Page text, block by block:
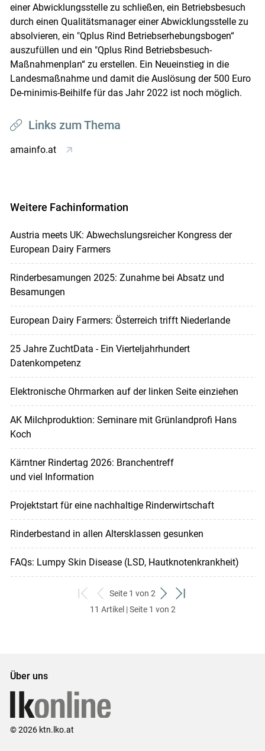
einer Abwicklungsstelle zu schließen, ein Betriebsbesuch
durch einen Qualitätsmanager einer Abwicklungsstelle zu
absolvieren, ein "Qplus Rind Betriebserhebungsbogen“
auszufüllen und ein "Qplus Rind Betriebsbesuch-
Maßnahmenplan“ zu erstellen. Ein Neueinstieg in die
Landesmaßnahme und damit die Auslösung der 500 Euro
De-minimis-Beihilfe für das Jahr 2022 ist noch möglich.
Links zum Thema
amainfo.at
Weitere Fachinformation
Austria meets UK: Abwechslungsreicher Kongress der
European Dairy Farmers
Rinderbesamungen 2025: Zunahme bei Absatz und
Besamungen
European Dairy Farmers: Österreich trifft Niederlande
25 Jahre ZuchtData - Ein Vierteljahrhundert
Datenkompetenz
Elektronische Ohrmarken auf der linken Seite einziehen
AK Milchproduktion: Seminare mit Grünlandprofi Hans
Koch
Kärntner Rindertag 2026: Branchentreff
und viel Information
Projektstart für eine nachhaltige Rinderwirtschaft
Rinderbestand in allen Altersklassen gesunken
FAQs: Lumpy Skin Disease (LSD, Hautknotenkrankheit)
zum
ersten
zurück
zum
Seite 1 von 2
weiter
zum
zum
11 Artikel | Seite 1 von 2
Über uns
© 2026 ktn.lko.at